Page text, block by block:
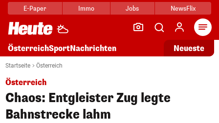
E-Paper Immo Jobs NewsFlix
ÖsterreichSportNachrichten Neueste
Startseite Österreich
Österreich
Chaos: Entgleister Zug legte
Bahnstrecke lahm